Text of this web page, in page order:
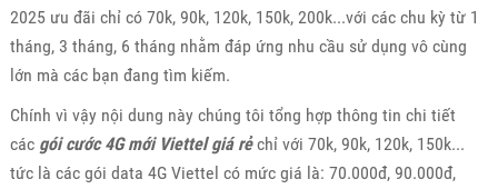
2025 ưu đãi chỉ có 70k, 90k, 120k, 150k, 200k...với các chu kỳ từ 1
tháng, 3 tháng, 6 tháng nhằm đáp ứng nhu cầu sử dụng vô cùng
lớn mà các bạn đang tìm kiếm.
Chính vì vậy nội dung này chúng tôi tổng hợp thông tin chi tiết
các gói cước 4G mới Viettel giá rẻchỉ với 70k, 90k, 120k, 150k...
tức là các gói data 4G Viettel có mức giá là: 70.000đ, 90.000đ,